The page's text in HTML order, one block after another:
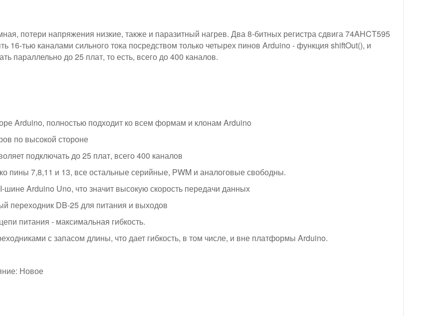
потери напряжения низкие, также и паразитный нагрев. Два 8-битных регистра сдвига 74AHCT595
16-тью каналами сильного тока посредством только четырех пинов Arduino - функция shiftOut(), и
параллельно до 25 плат, то есть, всего до 400 каналов.
Arduino, полностью подходит ко всем формам и клонам Arduino
по высокой стороне
подключать до 25 плат, всего 400 каналов
пины 7,8,11 и 13, все остальные серийные, PWM и аналоговые свободны.
шине Arduino Uno, что значит высокую скорость передачи данных
переходник DB-25 для питания и выходов
питания - максимальная гибкость.
с запасом длины, что дает гибкость, в том числе, и вне платформы Arduino.
Новое